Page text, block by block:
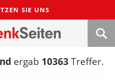
SIE UNS
ergab 10363 Treffer.